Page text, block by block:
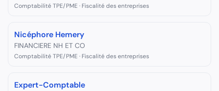
Comptabilité TPE/PME · Fiscalité des entreprises
Nicéphore Hemery
FINANCIERE NH ET CO
Comptabilité TPE/PME · Fiscalité des entreprises
Expert-Comptable